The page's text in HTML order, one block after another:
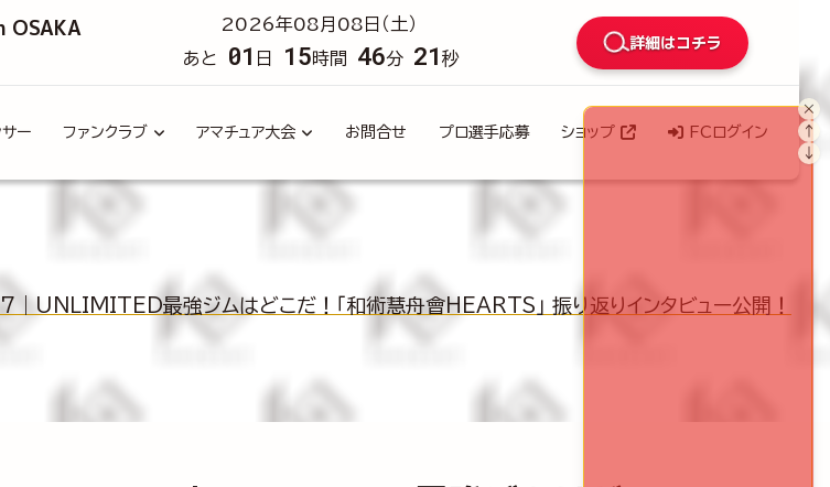
OSAKA
2026年08月08日（土）
あと
01 日 15時間 46分 18 秒
詳細はコチラ
ー ファンクラブ アマチュア大会 お問合せ プロ選手応募 ショップ FCログイン
最強ジムはどこだ！「和術慧舟會HEARTS」 振り返りインタビュー公開！
×
↑
↓